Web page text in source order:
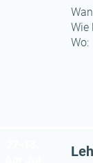
Wir
Wie
Wo: